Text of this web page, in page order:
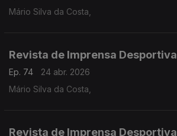
Mário Silva da Costa,
Revista de Imprensa Desportiva
Ep. 74
24 abr. 2026
Mário Silva da Costa,
Revista de Imprensa Desportiva